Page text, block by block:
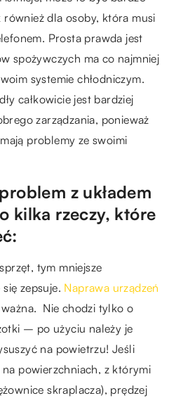
dla osoby, która musi
Prosta prawda jest
spożywczych ma co najmniej
systemie chłodniczym.
całkowicie jest bardziej
zarządzania, ponieważ
problemy ze swoimi
z układem
kilka rzeczy, które
tym mniejsze
zepsuje. Naprawa urządzeń
Nie chodzi tylko o
– po użyciu należy je
na powietrzu! Jeśli
na powierzchniach, z którymi
skraplacza), prędzej